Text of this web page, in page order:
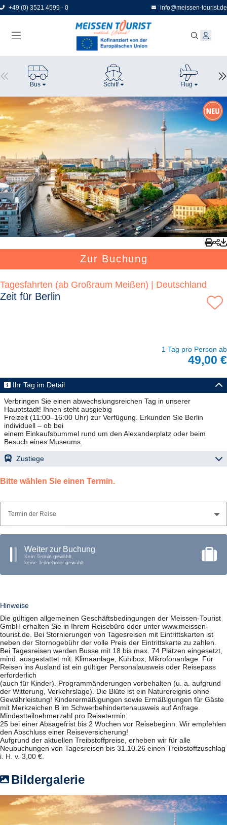
Direkt
zum
+49 (0) 3521 4599 - 0 info@meissen-tourist.de
Bus Schiff Flug
Zur Buchung
Tagesfahrten (ab Großraum Meißen) | Deutschland
Zeit für Berlin
1 Tag pro Person ab
49,00 €
Ihr Tag im Detail
Verbringen Sie einen abwechslungsreichen Tag in unserer
Hauptstadt! Ihnen steht ausgiebig
Freizeit (11:00–16:00 Uhr) zur Verfügung. Erkunden Sie Berlin
individuell – ob bei
einem Einkaufsbummel rund um den Alexanderplatz oder beim
Besuch eines Museums.
Zustiege
07:15 UhrMeißen (01662), Busbahnhof Steig 7 und 8, Großenhainer
08:00 UhrNünchritz (01612), Bahnhof
08:15 UhrGroßenhain (01558), Busbahnhof (Cottbuser Bhf.)
Bitte wählen Sie einen Termin.
Termin der Reise
Weiter zur Buchung
Kein Termin gewählt,
keine Teilnehmer gewählt
Hinweise
Die gültigen allgemeinen Geschäftsbedingungen der Meissen-Tourist
GmbH erhalten Sie in Ihrem Reisebüro oder unter www.meissen-
tourist.de. Bei Stornierungen von Tagesreisen mit Eintrittskarten ist
neben der Stornogebühr der volle Preis der Eintrittskarte zu zahlen.
Bei Tagesreisen werden Busse mit 18 bis max. 74 Plätzen eingesetzt,
mind. ausgestattet mit: Klimaanlage, Kühlbox, Mikrofonanlage. Für
Reisen ins Ausland ist ein gültiger Personalausweis oder Reisepass
erforderlich
(auch für Kinder). Programmänderungen vorbehalten (u. a. aufgrund
der Witterung, Verkehrslage). Die Blüte ist ein Naturereignis ohne
Gewährleistung! Kinderermäßigungen sowie Ermäßigungen für Gäste
mit Merkzeichen B im Schwerbehindertenausweis auf Anfrage.
Mindestteilnehmerzahl pro Reisetermin:
25 bei einer Absagefrist bis 2 Wochen vor Reisebeginn. Wir empfehlen
den Abschluss einer Reiseversicherung!
Aufgrund der aktuellen Treibstoffpreise, erheben wir für alle
Neubuchungen von Tagesreisen bis 31.10.26 einen Treibstoffzuschlag
i. H. v. 3,00 €.
Bildergalerie